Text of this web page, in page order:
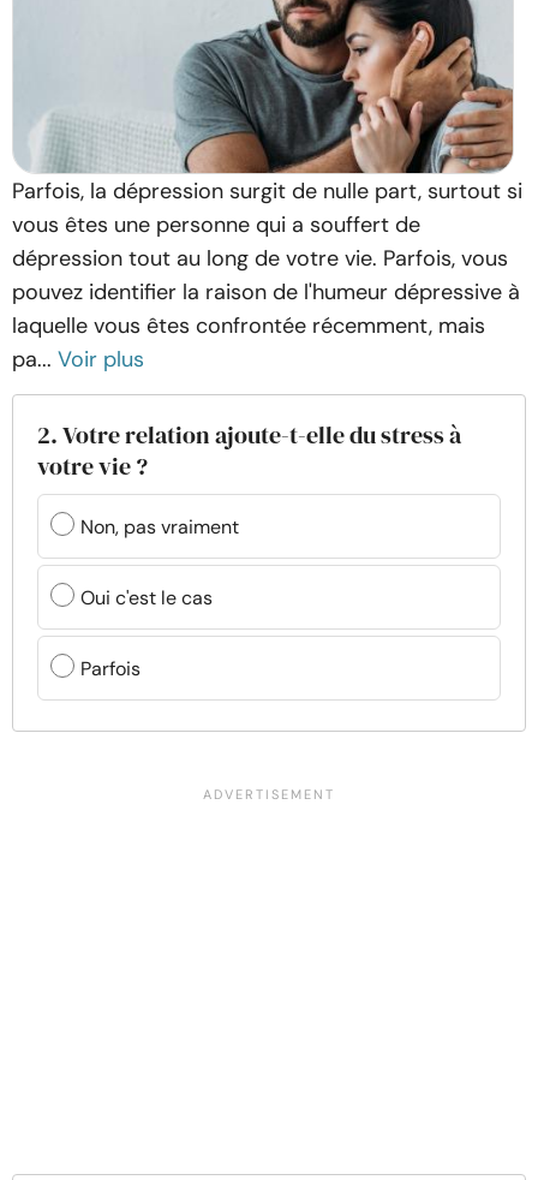
Parfois, la dépression surgit de nulle part, surtout si
vous êtes une personne qui a souffert de
dépression tout au long de votre vie. Parfois, vous
pouvez identifier la raison de l'humeur dépressive à
laquelle vous êtes confrontée récemment, mais
pa... Voir plus
2. Votre relation ajoute-t-elle du stress à
votre vie ?
Non, pas vraiment
Oui c'est le cas
Parfois